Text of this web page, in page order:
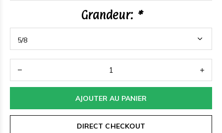
Grandeur: *
AJOUTER AU PANIER
DIRECT CHECKOUT